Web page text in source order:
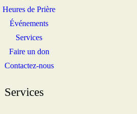
Heures de Prière
Événements
Services
Faire un don
Contactez-nous
Services